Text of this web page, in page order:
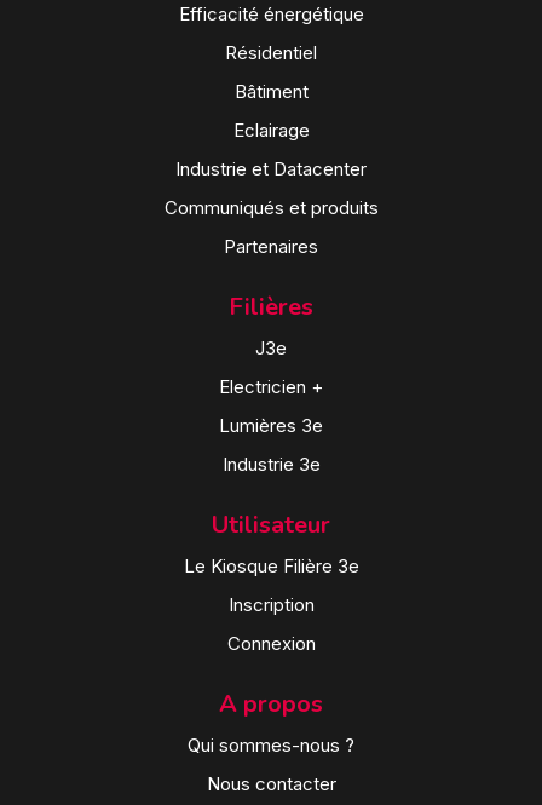
Efficacité énergétique
Résidentiel
Bâtiment
Eclairage
Industrie et Datacenter
Communiqués et produits
Partenaires
Filières
J3e
Electricien +
Lumières 3e
Industrie 3e
Utilisateur
Le Kiosque Filière 3e
Inscription
Connexion
A propos
Qui sommes-nous ?
Nous contacter